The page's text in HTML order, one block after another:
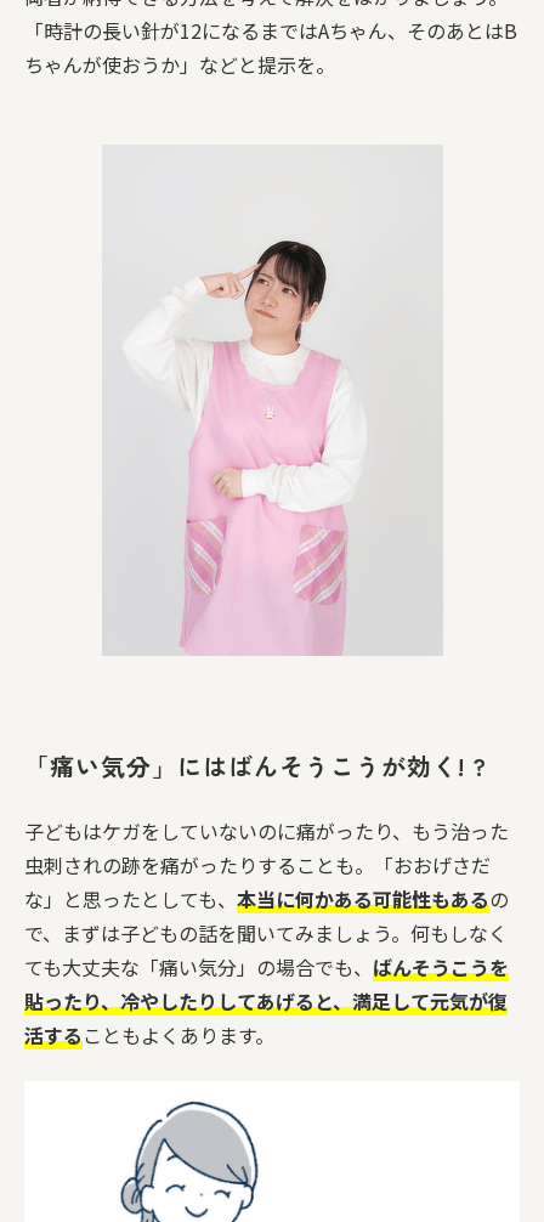
「時計の長い針が12になるまではAちゃん、そのあとはB
ちゃんが使おうか」などと提示を。
「痛い気分」にはばんそうこうが効く! ?
子どもはケガをしていないのに痛がったり、もう治った
虫刺されの跡を痛がったりすることも。「おおげさだ
な」と思ったとしても、 本当に何かある可能性もあるの
で、まずは子どもの話を聞いてみましょう。何もしなく
ても大丈夫な「痛い気分」の場合でも、 ばんそうこうを
貼ったり、冷やしたりしてあげると、満足して元気が復
活することもよくあります。